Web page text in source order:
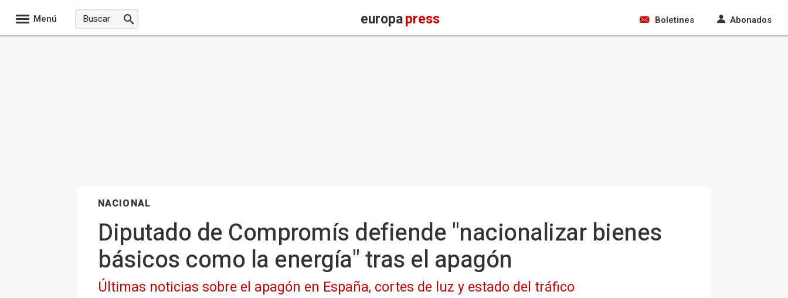
Menú europapress Boletines Abonados
NACIONAL
Diputado de Compromís defiende "nacionalizar bienes
básicos como la energía" tras el apagón
Últimas noticias sobre el apagón en España, cortes de luz y estado del tráfico